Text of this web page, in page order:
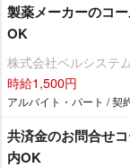
製薬メーカーのコ
OK
株式会社ベルシステ
時給1,500円
アルバイト・パート / 契
共済金のお問合せ
内OK